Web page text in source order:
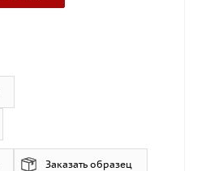
Заказать образец